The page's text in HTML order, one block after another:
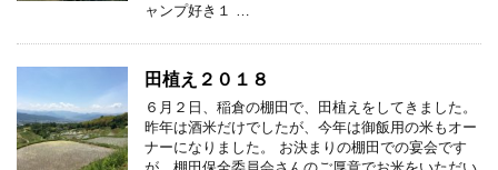
ャンプ好き１ …
田植え２０１８
６月２日、稲倉の棚田で、田植えをしてきました。
昨年は酒米だけでしたが、今年は御飯用の米もオー
ナーになりました。 お決まりの棚田での宴会です